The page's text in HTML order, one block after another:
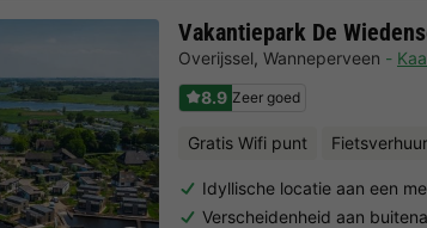
Vakantiepark De
Overijssel, Wanneperveen
8.9 Zeer goed
Gratis Wifi punt Fietsverhuur
Idyllische locatie aan een
Verscheidenheid aan